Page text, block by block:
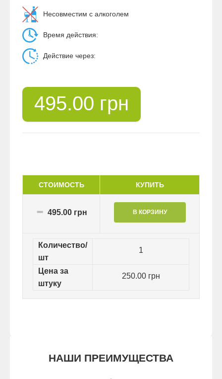
Несовместим с алкоголем
Время действия:
Действие через:
495.00 грн
СТОИМОСТЬ КУПИТЬ
495.00 грн
Количество/
шт
1
Цена за
штуку
250.00 грн
НАШИ ПРЕИМУЩЕСТВА